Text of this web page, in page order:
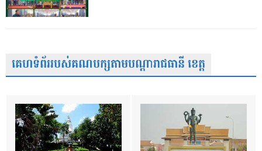
គេហទំព័ររបស់គណបក្សតាមបណ្តារាជធានី ខេត្ត